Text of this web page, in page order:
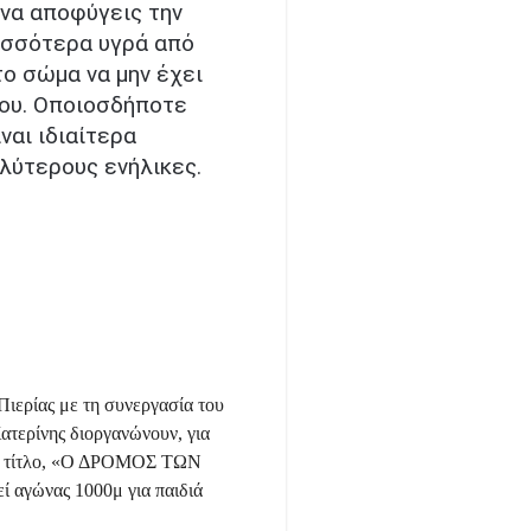
αποφύγεις την
υγρά από
σώμα να μην έχει
Οποιοσδήποτε
ιδιαίτερα
ενήλικες.
με τη συνεργασία του
διοργανώνουν, για
τίτλο, «Ο ΔΡΟΜΟΣ ΤΩΝ
1000μ για παιδιά